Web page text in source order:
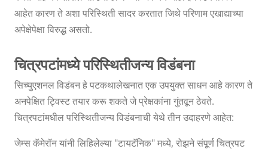
आहेत कारण ते अशा परिस्थिती सादर करतात जिथे परिणाम एखाद्याच्या
अपेक्षेपेक्षा विरुद्ध असतो.
चित्रपटांमध्ये परिस्थितीजन्य विडंबना
सिच्युएशनल विडंबन हे पटकथालेखनात एक उपयुक्त साधन आहे कारण ते
अनपेक्षित ट्विस्ट तयार करू शकते जे प्रेक्षकांना गुंतवून ठेवते.
चित्रपटांमधील परिस्थितीजन्य विडंबनाची येथे तीन उदाहरणे आहेत:
जेम्स कॅमेरॉन यांनी लिहिलेल्या "टायटॅनिक" मध्ये, रोझने संपूर्ण चित्रपट